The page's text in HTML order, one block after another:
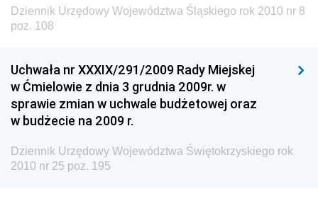
Dziennik Urzędowy Województwa Śląskiego rok 2010 nr 8
poz. 108
Uchwała nr XXXIX/291/2009 Rady Miejskej
w Ćmielowie z dnia 3 grudnia 2009r. w
sprawie zmian w uchwale budżetowej oraz
w budżecie na 2009 r.
Dziennik Urzędowy Województwa Świętokrzyskiego rok
2010 nr 25 poz. 195